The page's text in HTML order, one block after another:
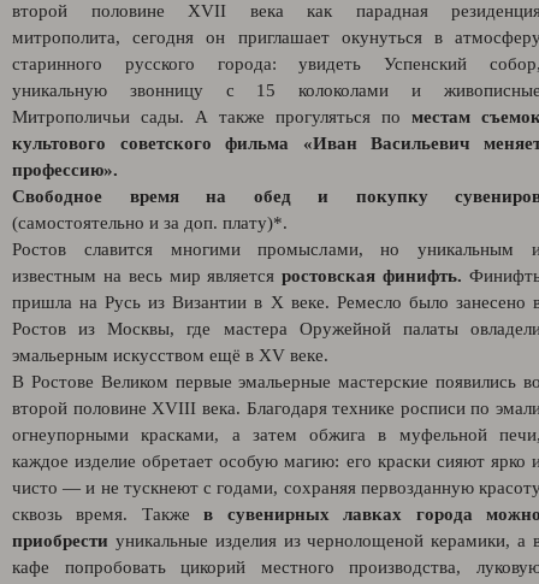
второй половине XVII века как парадная
митрополита, сегодня он приглашает окунуться в
старинного русского города: увидеть Успенский
уникальную звонницу с 15 колоколами и
Митрополичьи сады. А также прогуляться по местам
культового советского фильма «Иван Васильевич
профессию».
Свободное время на обед и покупку
(самостоятельно и за доп. плату)*.
Ростов славится многими промыслами, но уникальным
известным на весь мир являетсяростовская финифть.
пришла на Русь из Византии в X веке. Ремесло было занесено
Ростов из Москвы, где мастера Оружейной палаты
эмальерным искусством ещё в XV веке.
В Ростове Великом первые эмальерные мастерские появились
второй половине XVIII века. Благодаря технике росписи по
огнеупорными красками, а затем обжига в муфельной
каждое изделие обретает особую магию: его краски сияют ярко
чисто — и не тускнеют с годами, сохраняя первозданную
сквозь время. Такжев сувенирных лавках города
приобрести уникальные изделия из чернолощеной керамики, а
кафе попробовать цикорий местного производства,